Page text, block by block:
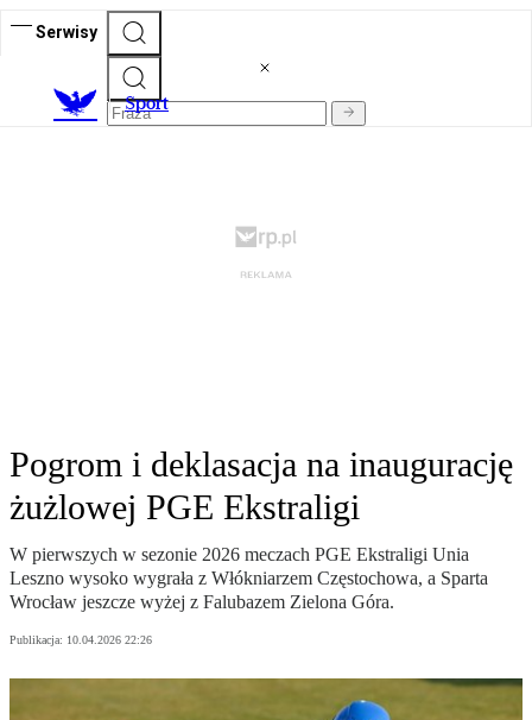
Serwisy
Sport
Pogrom i deklasacja na inaugurację
żużlowej PGE Ekstraligi
W pierwszych w sezonie 2026 meczach PGE Ekstraligi Unia
Leszno wysoko wygrała z Włókniarzem Częstochowa, a Sparta
Wrocław jeszcze wyżej z Falubazem Zielona Góra.
Publikacja: 10.04.2026 22:26